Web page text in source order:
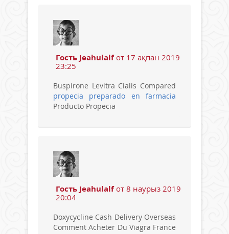
Гость Jeahulalfот 17 ақпан 2019
23:25
Buspirone Levitra Cialis Compared
propecia preparado en farmacia
Producto Propecia
Гость Jeahulalfот 8 наурыз 2019
20:04
Doxycycline Cash Delivery Overseas
Comment Acheter Du Viagra France